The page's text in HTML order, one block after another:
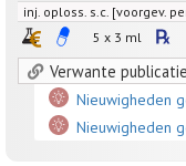
inj. oploss. s.c. [voorgev.
5 x 3 ml
Verwante
Nieuwigheden
Nieuwigheden